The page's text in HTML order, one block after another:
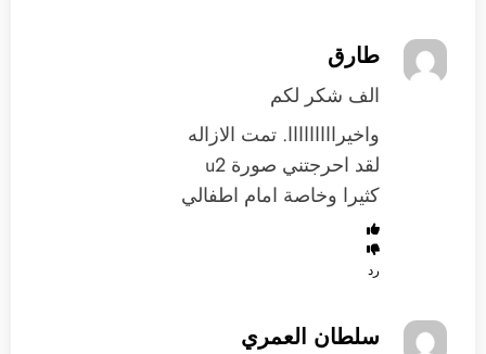
طارق
الف شكر لكم
واخيرااااااااا. تمت الازاله
لقد احرجتني صورة u2
كثيرا وخاصة امام اطفالي
رد
سلطان العمري